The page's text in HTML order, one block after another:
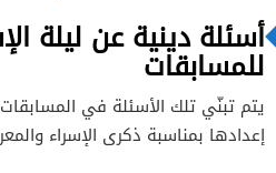
أسئلة دينية عن ليلة
للمسابقات
يتم تبنّي تلك الأسئلة في
إعدادها بمناسبة ذكرى الإسراء